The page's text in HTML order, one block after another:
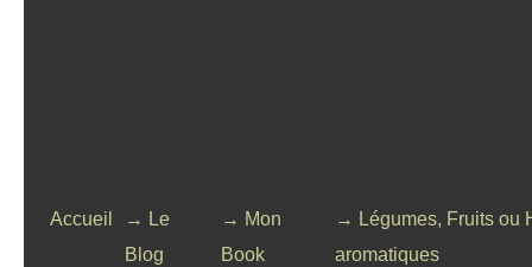
Accueil
→ Le
Blog
→ Mon
Book
→ Légumes, Fruits ou
aromatiques